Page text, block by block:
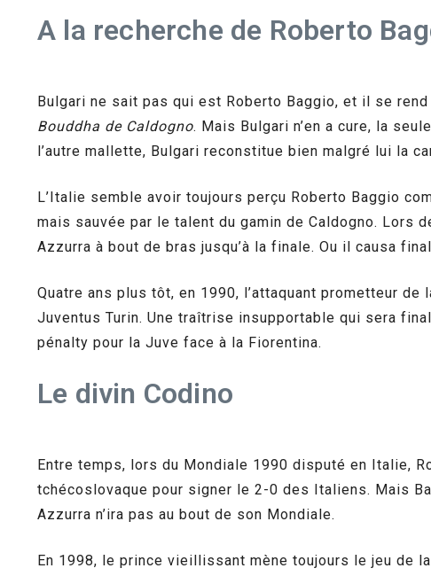
A la recherche de Roberto
Bulgari ne sait pas qui est Roberto Baggio, et il se
Bouddha de Caldogno. Mais Bulgari n’en a cure, la
l’autre mallette, Bulgari reconstitue bien malgré lui la
L’Italie semble avoir toujours perçu Roberto Baggio
mais sauvée par le talent du gamin de Caldogno. Lors
Azzurra à bout de bras jusqu’à la finale. Ou il causa
Quatre ans plus tôt, en 1990, l’attaquant prometteur
Juventus Turin. Une traîtrise insupportable qui sera
pénalty pour la Juve face à la Fiorentina.
Le divin Codino
Entre temps, lors du Mondiale 1990 disputé en Italie,
tchécoslovaque pour signer le 2-0 des Italiens. Mais
Azzurra n’ira pas au bout de son Mondiale.
En 1998, le prince vieillissant mène toujours le jeu de